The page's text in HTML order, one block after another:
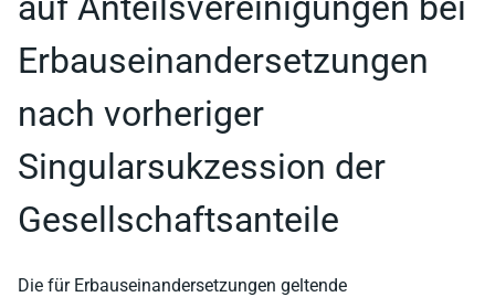
Erbauseinandersetzungen
nach vorheriger
Singularsukzession der
Gesellschaftsanteile
Die für Erbauseinandersetzungen geltende